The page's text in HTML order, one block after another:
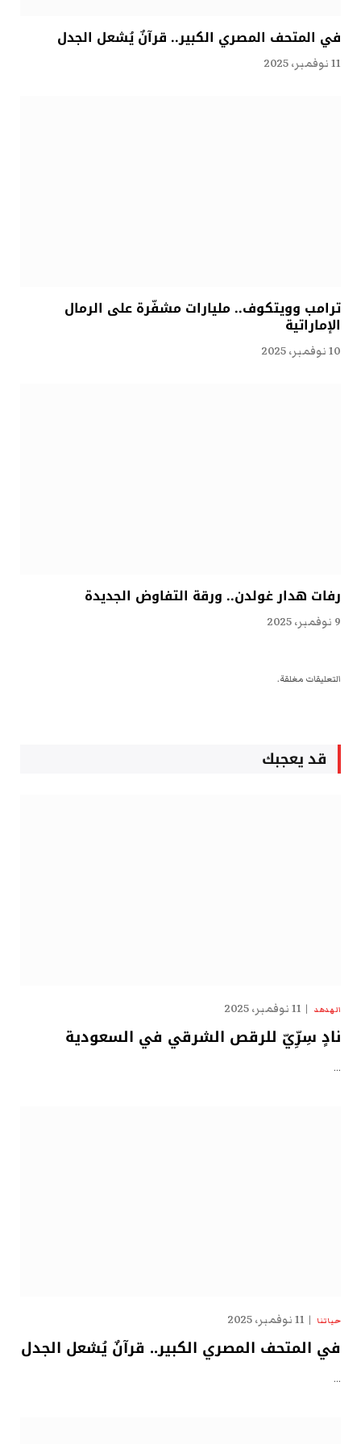
في المتحف المصري الكبير.. قرآنٌ يُشعل الجدل
11 نوفمبر، 2025
ترامب وويتكوف.. مليارات مشفّرة على الرمال
الإماراتية
10 نوفمبر، 2025
رفات هدار غولدن.. ورقة التفاوض الجديدة
9 نوفمبر، 2025
التعليقات مغلقة.
قد يعجبك
الهدهد 11 نوفمبر، 2025
نادٍ سِرِّيّ للرقص الشرقي في السعودية
…
حياتنا 11 نوفمبر، 2025
في المتحف المصري الكبير.. قرآنٌ يُشعل الجدل
…